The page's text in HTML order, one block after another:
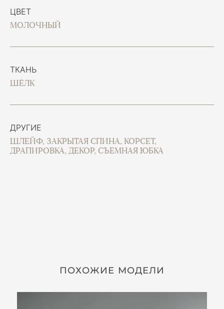
ЦВЕТ
МОЛОЧНЫЙ
ТКАНЬ
ШЁЛК
ДРУГИЕ
ШЛЕЙФ, ЗАКРЫТАЯ СПИНА, КОРСЕТ,
ДРАПИРОВКА, ДЕКОР, СЪЕМНАЯ ЮБКА
ПОХОЖИЕ МОДЕЛИ